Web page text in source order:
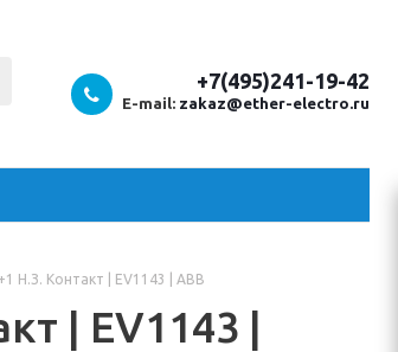
+7(495)241-19-42
E-mail: zakaz@ether-electro.ru
Н.З. Контакт | EV1143 | ABB
| EV1143 |